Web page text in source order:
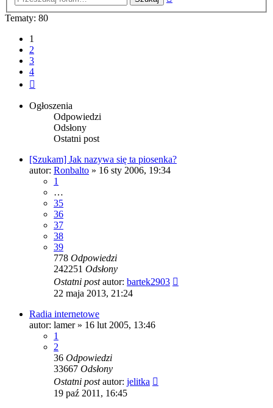
Tematy: 80
1
2
3
4
Ogłoszenia
Odpowiedzi
Odsłony
Ostatni post
[Szukam] Jak nazywa się ta piosenka?
autor: Ronbalto » 16 sty 2006, 19:34
1
…
35
36
37
38
39
778 Odpowiedzi
242251 Odsłony
Ostatni postautor: bartek2903
22 maja 2013, 21:24
Radia internetowe
autor: lamer» 16 lut 2005, 13:46
1
2
36 Odpowiedzi
33667 Odsłony
Ostatni postautor: jelitka
19 paź 2011, 16:45